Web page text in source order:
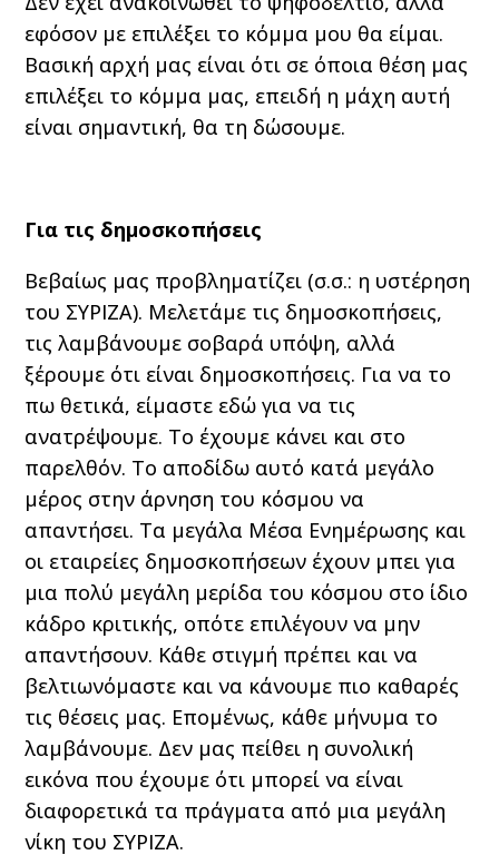
εφόσον με επιλέξει το κόμμα μου θα είμαι.
Βασική αρχή μας είναι ότι σε όποια θέση μας
επιλέξει το κόμμα μας, επειδή η μάχη αυτή
είναι σημαντική, θα τη δώσουμε.
Για τις δημοσκοπήσεις
Βεβαίως μας προβληματίζει (σ.σ.: η υστέρηση
του ΣΥΡΙΖΑ). Μελετάμε τις δημοσκοπήσεις,
τις λαμβάνουμε σοβαρά υπόψη, αλλά
ξέρουμε ότι είναι δημοσκοπήσεις. Για να το
πω θετικά, είμαστε εδώ για να τις
ανατρέψουμε. Το έχουμε κάνει και στο
παρελθόν. Το αποδίδω αυτό κατά μεγάλο
μέρος στην άρνηση του κόσμου να
απαντήσει. Τα μεγάλα Μέσα Ενημέρωσης και
οι εταιρείες δημοσκοπήσεων έχουν μπει για
μια πολύ μεγάλη μερίδα του κόσμου στο ίδιο
κάδρο κριτικής, οπότε επιλέγουν να μην
απαντήσουν. Κάθε στιγμή πρέπει και να
βελτιωνόμαστε και να κάνουμε πιο καθαρές
τις θέσεις μας. Επομένως, κάθε μήνυμα το
λαμβάνουμε. Δεν μας πείθει η συνολική
εικόνα που έχουμε ότι μπορεί να είναι
διαφορετικά τα πράγματα από μια μεγάλη
νίκη του ΣΥΡΙΖΑ.